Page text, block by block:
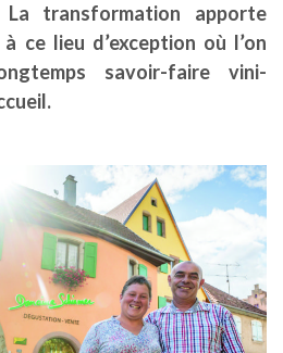
transformation apporte
ce lieu d’exception où l’on
savoir-faire vini-